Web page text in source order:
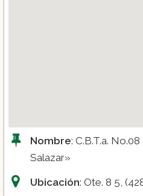
Nombre: C.B.T.a.
Salazar»
Ubicación: Ote. 8 5,